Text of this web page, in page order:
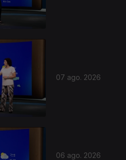
07 ago. 2026
06 ago. 2026